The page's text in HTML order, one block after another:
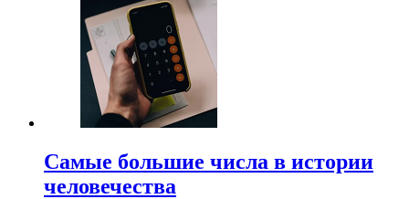
Самые большие числа в истории
человечества